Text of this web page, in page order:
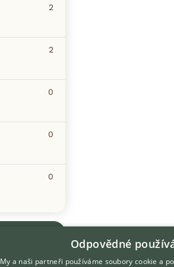
2
2
0
0
0
Odpovědné
My a naši partneři používáme soubory cookie a